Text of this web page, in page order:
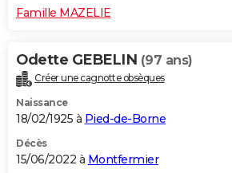
Famille MAZELIE
Odette GEBELIN (97 ans)
Créer une cagnotte obsèques
Naissance
18/02/1925 à Pied-de-Borne
Décès
15/06/2022 à Montfermier